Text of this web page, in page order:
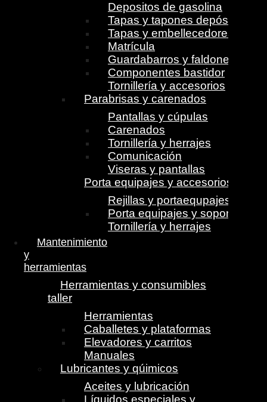
Depositos de gasolina
Tapas y tapones depósito
Tapas y embellecedores
Matrícula
Guardabarros y faldones
Componentes bastidor
Tornillería y accesorios
Parabrisas y carenados
Pantallas y cúpulas
Carenados
Tornillería y herrajes
Comunicación
Viseras y pantallas
Porta equipajes y accesorios
Rejillas y portaequpajes
Porta equipajes y soportes
Tornillería y herrajes
Mantenimiento
y
herramientas
Herramientas y consumibles
taller
Herramientas
Caballetes y plataformas
Elevadores y carritos
Manuales
Lubricantes y qúimicos
Aceites y lubricación
Líquidos especiales y